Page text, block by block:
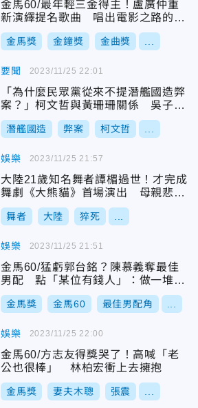
金馬60/最年輕三金得主！盧廣仲重
新演繹提名歌曲 唱出電影之路的
「酸甜苦辣」
金馬獎 金鐘獎 金曲獎
要聞
「為什麼民眾黨從來不提潛艦國造弊
案？」柯文哲與黃珊珊關係 吳子嘉
大膽分析
潛艦國造 弊案 柯文哲
2023/11/25 22:01
娛樂
大陸21歲知名舞者譚楣過世！才完成
舞劇《大熊貓》首場演出 母親悲痛
證實了
舞者 大陸 猝死
2023/11/25 21:57
娛樂
金馬60/猛虧郭台銘？陳慕義奪最佳
男配 點「某位有錢人」：做一堆奇
怪的事
金馬獎 金馬60 最佳男配角
2023/11/25 21:51
娛樂
金馬60/方志友得獎哭了！高喊「老
公也很棒」 林柏宏衝上去擁抱
金馬獎 妻夫木聰 張震
2023/11/25 22:00